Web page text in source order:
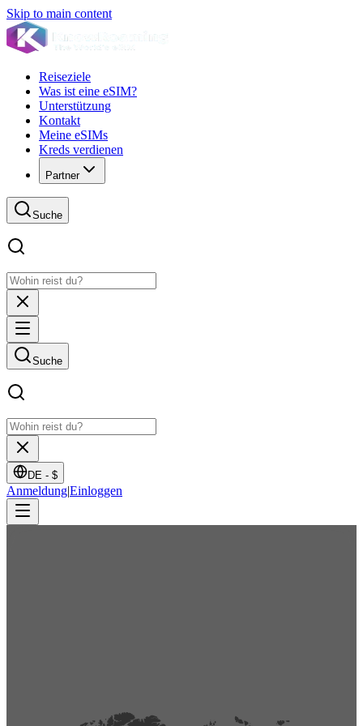
Skip to main content
Reiseziele
Was ist eine eSIM?
Unterstützung
Kontakt
Meine eSIMs
Kreds verdienen
Partner
Suche
Suche
DE - $
Anmeldung|Einloggen